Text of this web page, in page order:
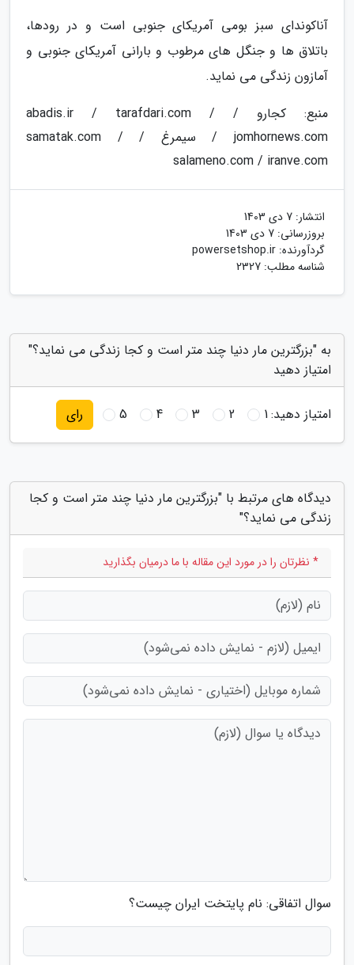
آناکوندای سبز بومی آمریکای جنوبی است و در رودها،
باتلاق ها و جنگل های مرطوب و بارانی آمریکای جنوبی و
آمازون زندگی می نماید.
منبع: کجارو / abadis.ir / tarafdari.com /
jomhornews.com / سیمرغ / samatak.com /
salameno.com / iranve.com
انتشار: 7 دی 1403
بروزرسانی: 7 دی 1403
گردآورنده: powersetshop.ir
شناسه مطلب: 2327
به "بزرگترین مار دنیا چند متر است و کجا زندگی می نماید؟"
امتیاز دهید
امتیاز دهید:1
2
3
4
5 رای
دیدگاه های مرتبط با "بزرگترین مار دنیا چند متر است و کجا
زندگی می نماید؟"
* نظرتان را در مورد این مقاله با ما درمیان بگذارید
سوال اتفاقی: نام پایتخت ایران چیست؟